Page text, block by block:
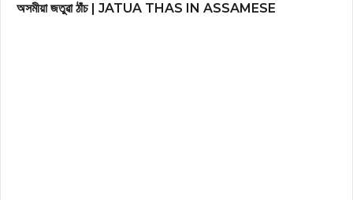
অসমীয়া জতুৱা ঠাঁচ | JATUA THAS IN ASSAMESE